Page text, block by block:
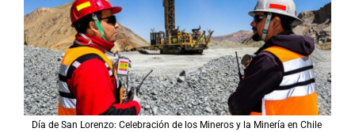
Día de San Lorenzo: Celebración de los Mineros y la Minería en Chile